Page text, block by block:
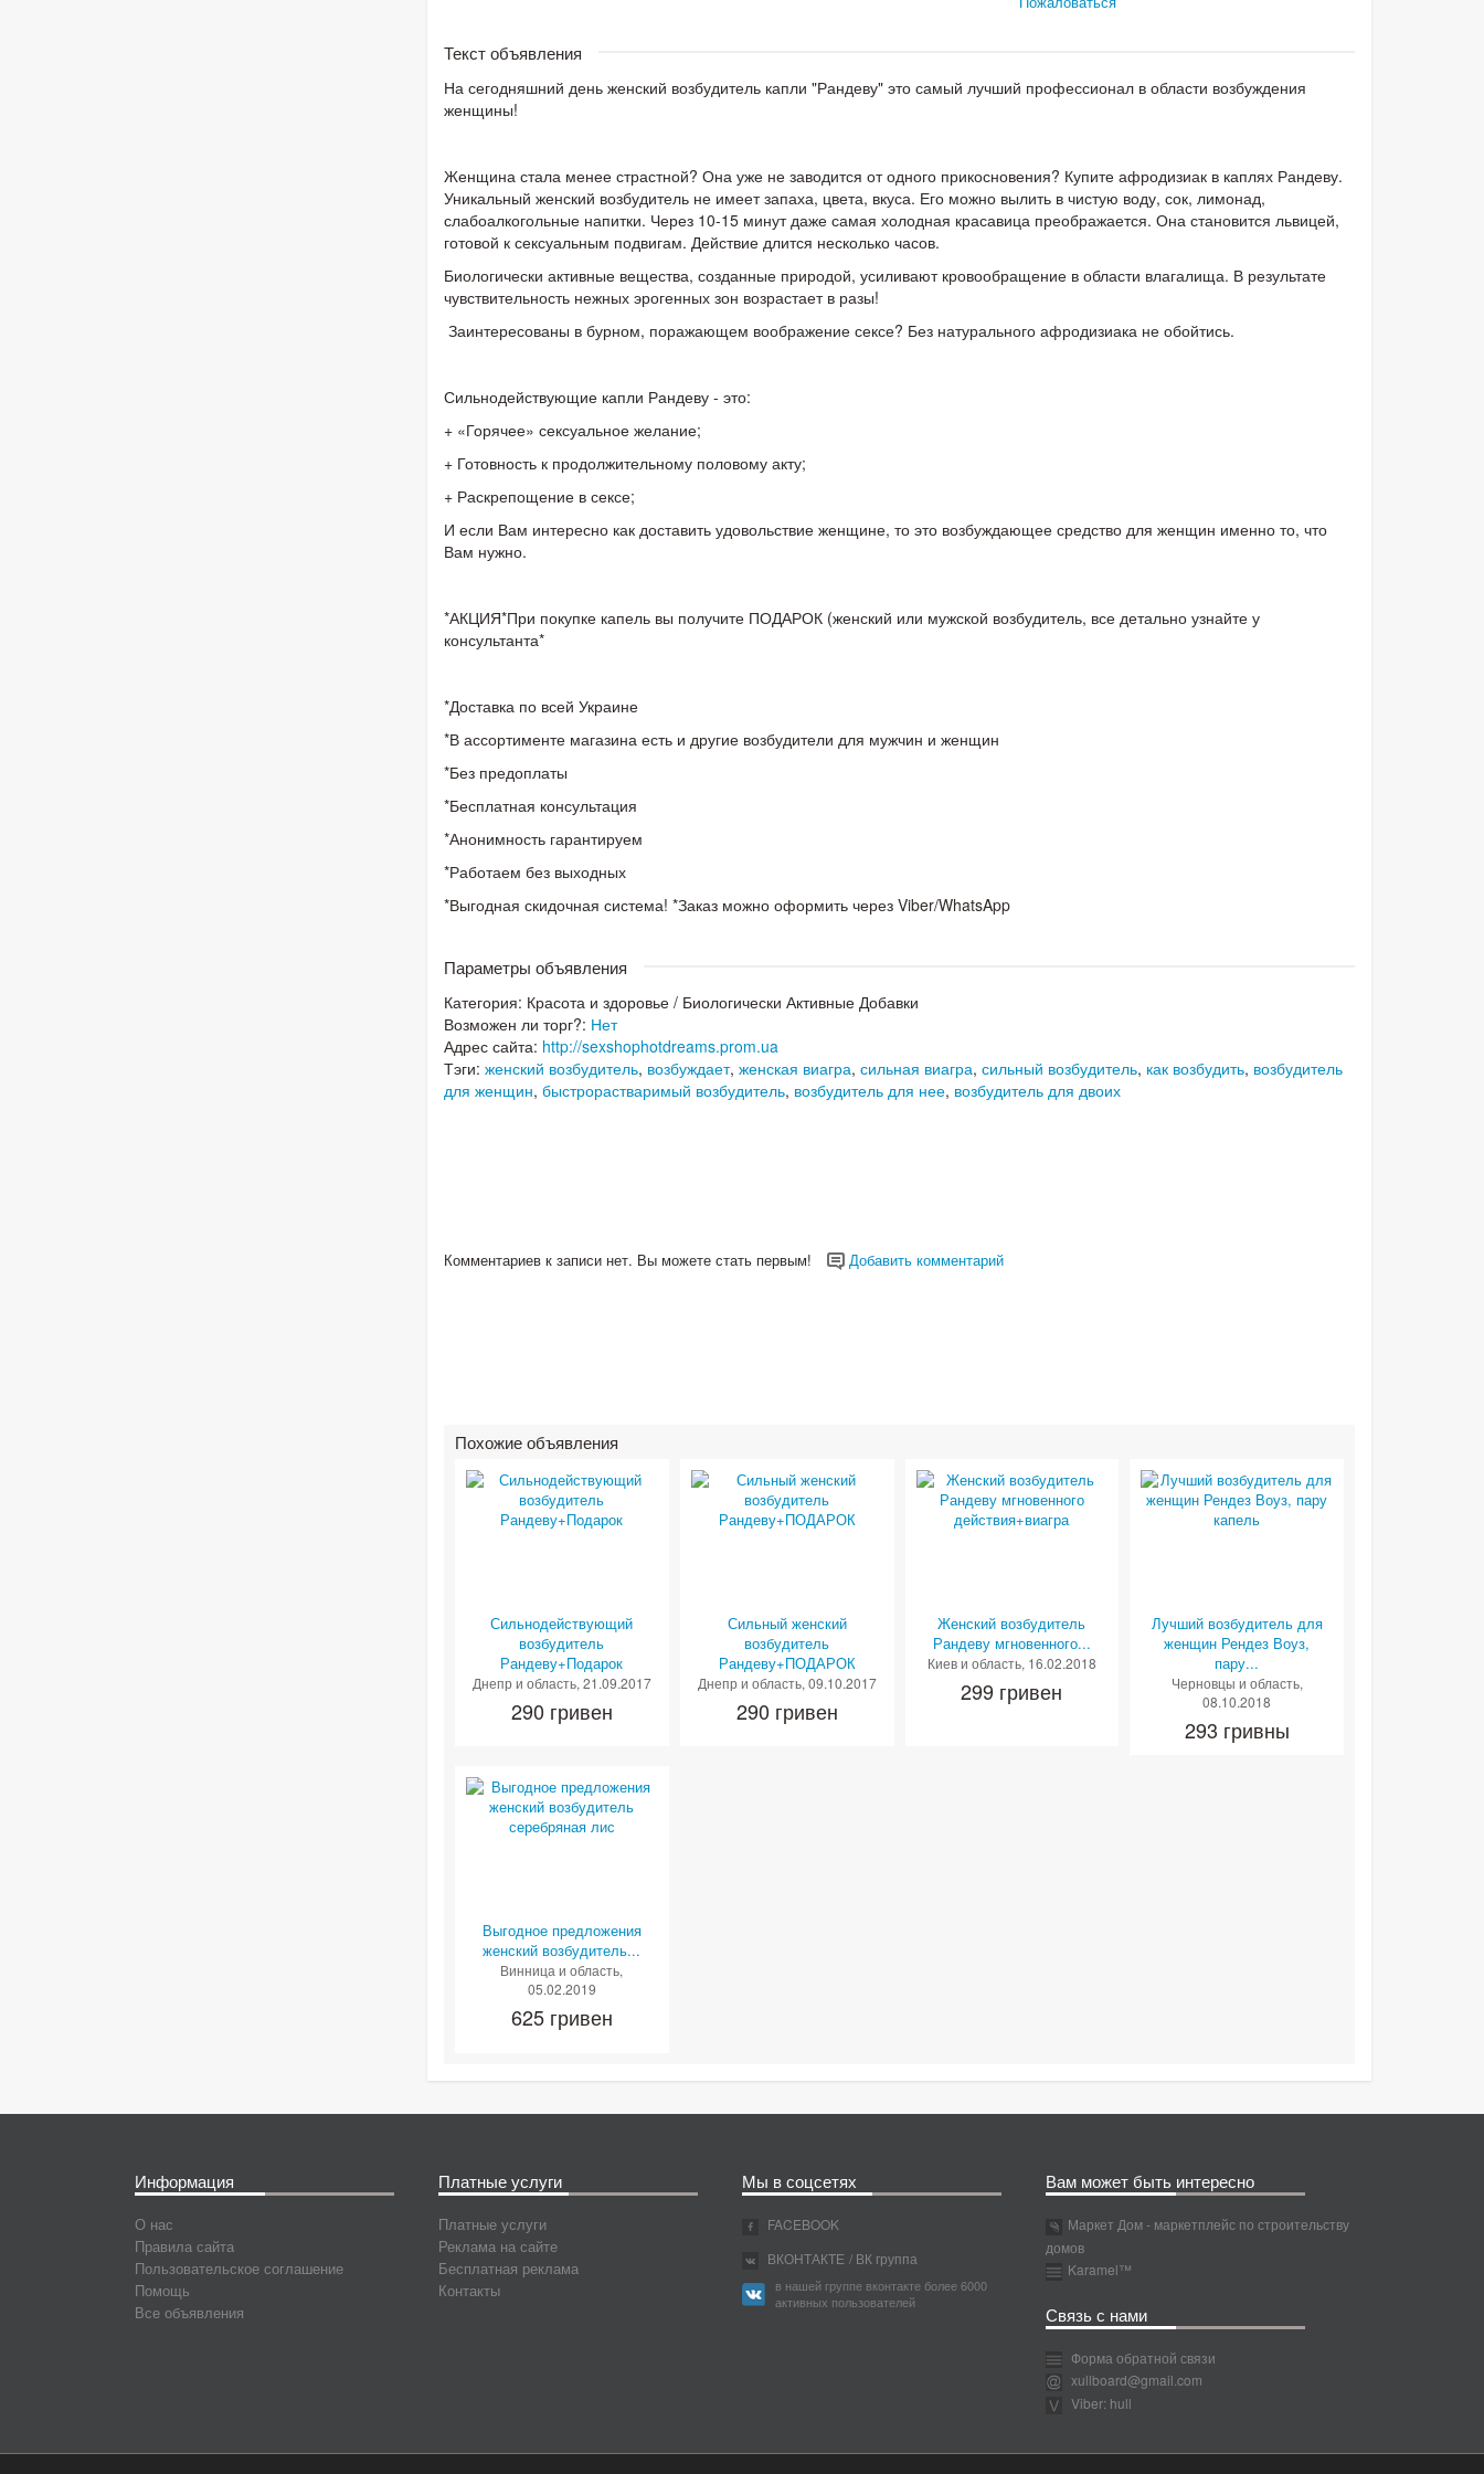
Текст объявления
На сегодняшний день женский возбудитель капли "Рандеву" это самый лучший профессионал в области возбуждения
женщины!
Женщина стала менее страстной? Она уже не заводится от одного прикосновения? Купите афродизиак в каплях Рандеву.
Уникальный женский возбудитель не имеет запаха, цвета, вкуса. Его можно вылить в чистую воду, сок, лимонад,
слабоалкогольные напитки. Через 10-15 минут даже самая холодная красавица преображается. Она становится львицей,
готовой к сексуальным подвигам. Действие длится несколько часов.
Биологически активные вещества, созданные природой, усиливают кровообращение в области влагалища. В результате
чувствительность нежных эрогенных зон возрастает в разы!
Заинтересованы в бурном, поражающем воображение сексе? Без натурального афродизиака не обойтись.
Сильнодействующие капли Рандеву - это:
+ «Горячее» сексуальное желание;
+ Готовность к продолжительному половому акту;
+ Раскрепощение в сексе;
И если Вам интересно как доставить удовольствие женщине, то это возбуждающее средство для женщин именно то, что
Вам нужно.
*АКЦИЯ*При покупке капель вы получите ПОДАРОК (женский или мужской возбудитель, все детально узнайте у
консультанта*
*Доставка по всей Украине
*В ассортименте магазина есть и другие возбудители для мужчин и женщин
*Без предоплаты
*Бесплатная консультация
*Анонимность гарантируем
*Работаем без выходных
*Выгодная скидочная система! *Заказ можно оформить через Viber/WhatsApp
Параметры объявления
Категория: Красота и здоровье / Биологически Активные Добавки
Возможен ли торг?: Нет
Адрес сайта: http://sexshophotdreams.prom.ua
Тэги: женский возбудитель, возбуждает, женская виагра, сильная виагра, сильный возбудитель, как возбудить, возбудитель
для женщин, быстрорастваримый возбудитель, возбудитель для нее, возбудитель для двоих
Комментариев к записи нет. Вы можете стать первым! Добавить комментарий
Похожие объявления
Сильнодействующий
возбудитель
Рандеву+Подарок
Днепр и область, 21.09.2017
290 гривен
Сильный женский
возбудитель
Рандеву+ПОДАРОК
Днепр и область, 09.10.2017
290 гривен
Женский возбудитель
Рандеву мгновенного...
Киев и область, 16.02.2018
299 гривен
Лучший возбудитель для
женщин Рендез Воуз,
пару...
Черновцы и область,
08.10.2018
293 гривны
Выгодное предложения
женский возбудитель...
Винница и область,
05.02.2019
625 гривен
Информация
О нас
Правила сайта
Пользовательское соглашение
Помощь
Все объявления
Платные услуги
Платные услуги
Реклама на сайте
Бесплатная реклама
Контакты
Мы в соцсетях
FACEBOOK
ВКОНТАКТЕ / ВК группа
в нашей группе вконтакте более 6000
активных пользователей
Вам может быть интересно
Маркет Дом - маркетплейс по строительству
домов
Karamel™
Связь с нами
Форма обратной связи
xullboard@gmail.com
Viber: hull